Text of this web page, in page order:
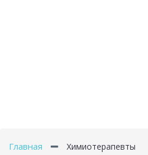
Главная Химиотерапевты